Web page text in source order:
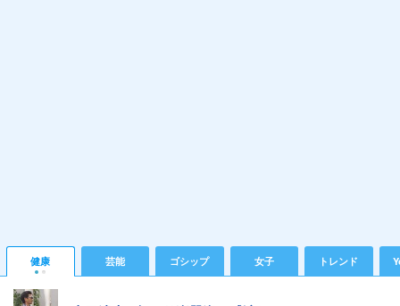
健康 芸能 ゴシップ 女子 トレンド